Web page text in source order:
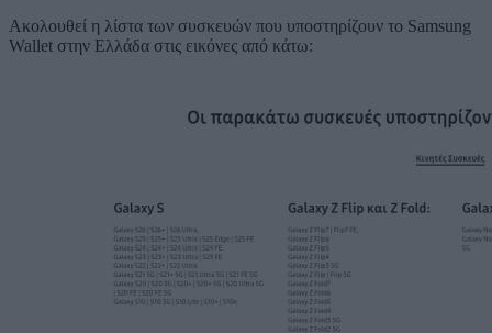
Ακολουθεί η λίστα των συσκευών που υποστηρίζουν το Samsung
Wallet στην Ελλάδα στις εικόνες από κάτω: